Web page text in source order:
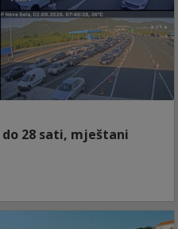
do 28 sati, mještani